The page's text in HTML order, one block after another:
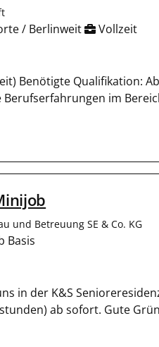
/ Berlinweit Vollzeit
Benötigte Qualifikation:
im
und Betreuung SE & Co. KG
Basis
in der K&S
ab sofort. Gute